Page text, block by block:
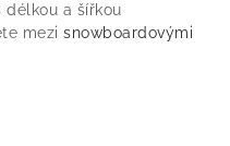
délkou a šířkou
mezi snowboardovými